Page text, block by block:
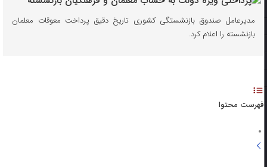
مدیرعامل صندوق بازنشستگی کشوری تاریخ دقیق پرداخت معوقات معلمان
بازنشسته را اعلام کرد.
فهرست محتوا